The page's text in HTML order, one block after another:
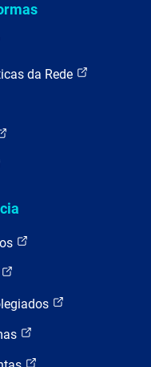
da Rede